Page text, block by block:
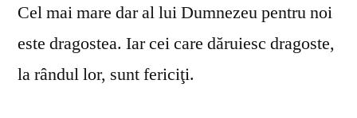
Cel mai mare dar al lui Dumnezeu pentru noi
este dragostea. Iar cei care dăruiesc dragoste,
la rândul lor, sunt fericiţi.